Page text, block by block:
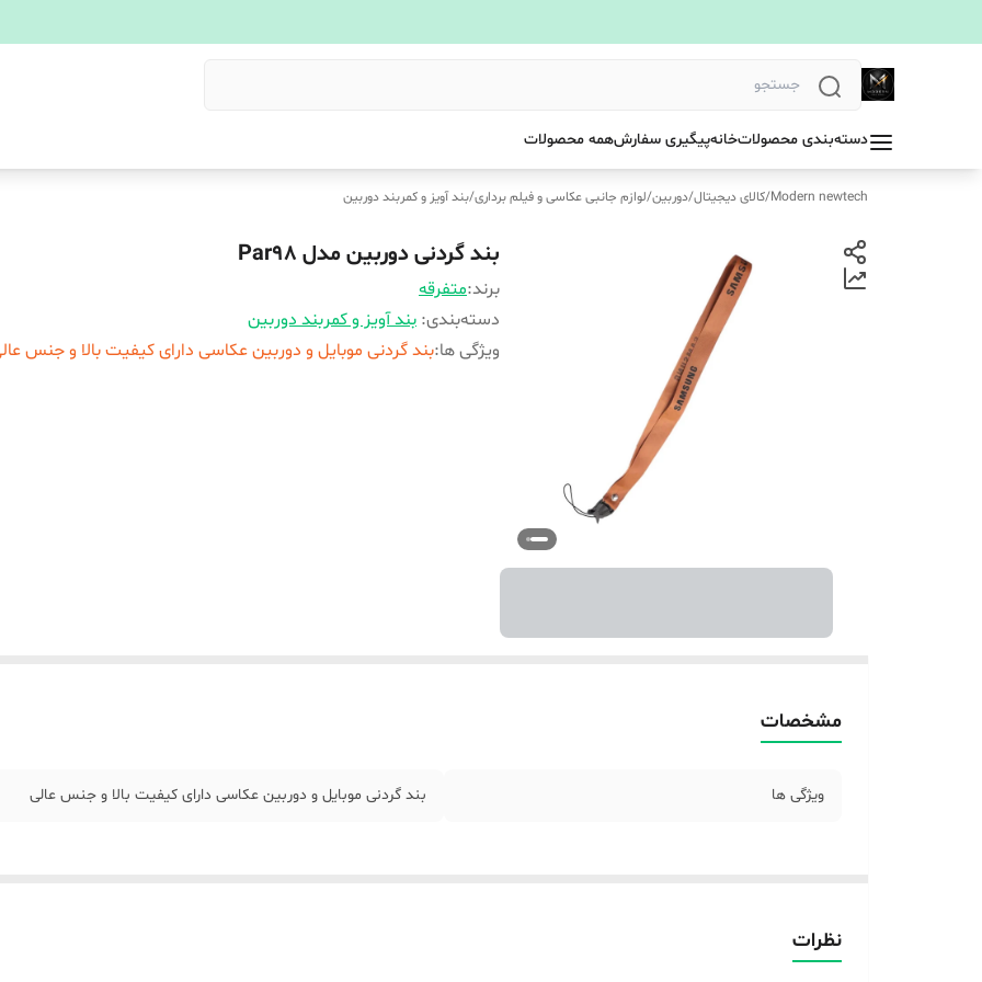
دسته‌بندی محصولاتخانهپیگیری سفارشهمه محصولات
Modern newtech
/کالای دیجیتال/دوربین/لوازم جانبی عکاسی و فیلم برداری/بند آویز و کمربند دوربین
بند گردنی دوربین مدل Par98
برند:متفرقه
دسته‌بندی: بند آویز و کمربند دوربین
ویژگی ها:بند گردنی موبایل و دوربین عکاسی دارای کیفیت بالا و جنس
مشخصات
ویژگی ها بند گردنی موبایل و دوربین عکاسی دارای کیفیت بالا و جنس عالی
نظرات